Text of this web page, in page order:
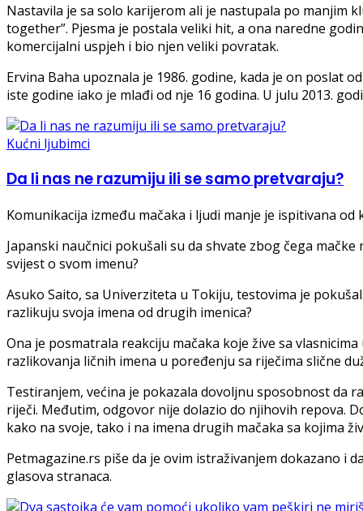
Nastavila je sa solo karijerom ali je nastupala po manjim
together”. Pjesma je postala veliki hit, a ona naredne
komercijalni uspjeh i bio njen veliki povratak.
Ervina Baha upoznala je 1986. godine, kada je on poslat
iste godine iako je mlađi od nje 16 godina. U julu 2013.
Kućni ljubimci
Da li nas ne razumiju ili se samo pretvaraju?
Komunikacija između mačaka i ljudi manje je ispitivana od
Japanski naučnici pokušali su da shvate zbog čega
svijest o svom imenu?
Asuko Saito, sa Univerziteta u Tokiju, testovima je
razlikuju svoja imena od drugih imenica?
Ona je posmatrala reakciju mačaka koje žive sa
razlikovanja ličnih imena u poređenju sa riječima slične
Testiranjem, većina je pokazala dovoljnu sposobnost da
riječi. Međutim, odgovor nije dolazio do njihovih repova.
kako na svoje, tako i na imena drugih mačaka sa kojima
Petmagazine.rs piše da je ovim istraživanjem dokazano i
glasova stranaca.